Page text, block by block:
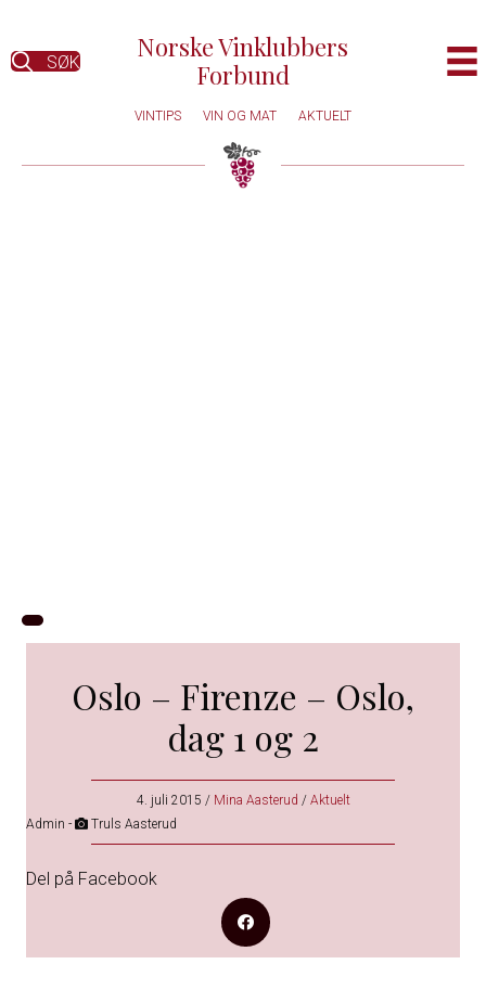
SØK
Norske Vinklubbers
Forbund
VINTIPS VIN OG MAT AKTUELT
Oslo – Firenze – Oslo,
dag 1 og 2
4. juli 2015 / Mina Aasterud / Aktuelt
Admin -
Truls Aasterud
Del på Facebook